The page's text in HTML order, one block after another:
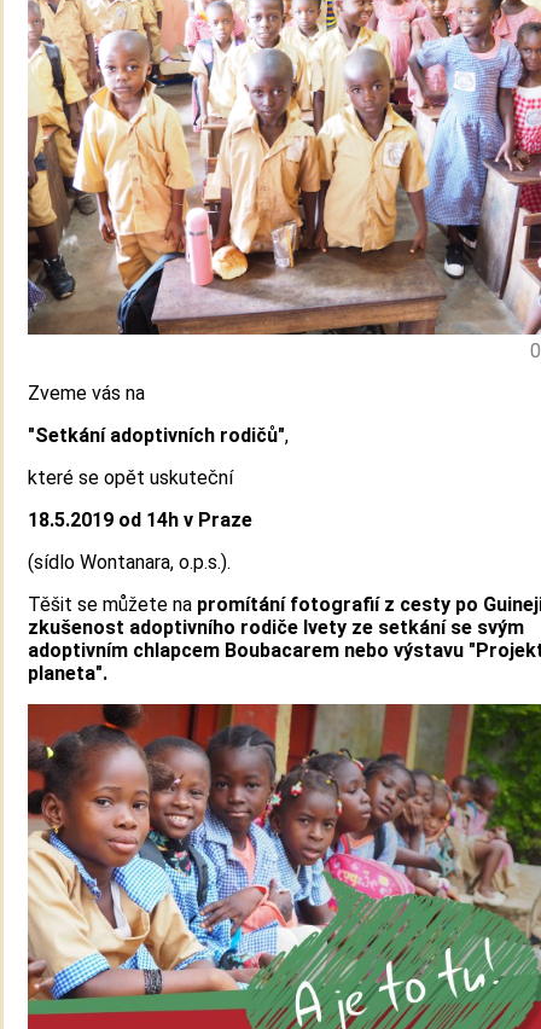
Zveme vás na
"Setkání adoptivních rodičů",
které se opět uskuteční
18.5.2019 od 14h v Praze
(sídlo Wontanara, o.p.s.).
Těšit se můžete na promítání fotografií z cesty po
zkušenost adoptivního rodiče Ivety ze setkání se svým
adoptivním chlapcem Boubacarem nebo výstavu
planeta".